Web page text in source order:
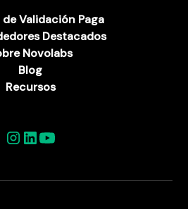
Validación Paga
Destacados
Novolabs
Blog
Recursos